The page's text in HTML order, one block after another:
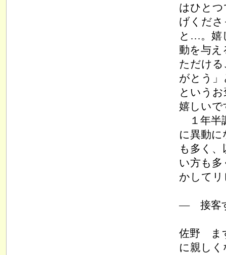
はひと
げくだ
と…。嬉
動を与え
ただけ
がとう
という
嬉しいで
１年半
に異動
も多く
い方も
かして
― 接客す
佐野 ま
に親し